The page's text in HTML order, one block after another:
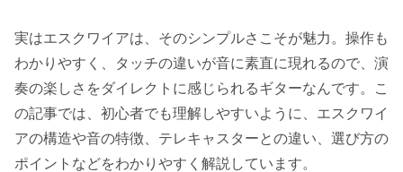
実はエスクワイアは、そのシンプルさこそが魅力。操作も
わかりやすく、タッチの違いが音に素直に現れるので、演
奏の楽しさをダイレクトに感じられるギターなんです。こ
の記事では、初心者でも理解しやすいように、エスクワイ
アの構造や音の特徴、テレキャスターとの違い、選び方の
ポイントなどをわかりやすく解説しています。